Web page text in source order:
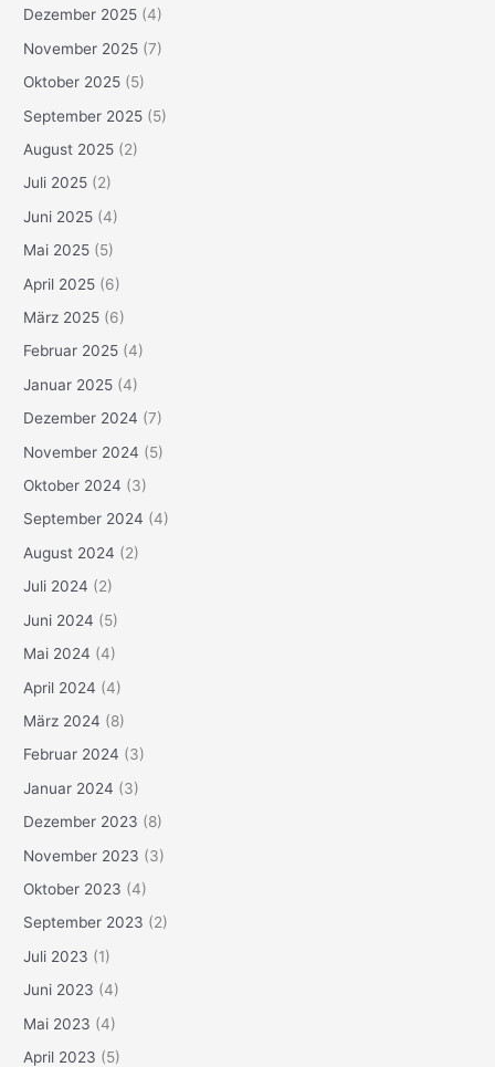
Dezember 2025 (4)
November 2025 (7)
Oktober 2025 (5)
September 2025 (5)
August 2025 (2)
Juli 2025 (2)
Juni 2025 (4)
Mai 2025 (5)
April 2025 (6)
März 2025 (6)
Februar 2025 (4)
Januar 2025 (4)
Dezember 2024 (7)
November 2024 (5)
Oktober 2024 (3)
September 2024 (4)
August 2024 (2)
Juli 2024 (2)
Juni 2024 (5)
Mai 2024 (4)
April 2024 (4)
März 2024 (8)
Februar 2024 (3)
Januar 2024 (3)
Dezember 2023 (8)
November 2023 (3)
Oktober 2023 (4)
September 2023 (2)
Juli 2023 (1)
Juni 2023 (4)
Mai 2023 (4)
April 2023 (5)